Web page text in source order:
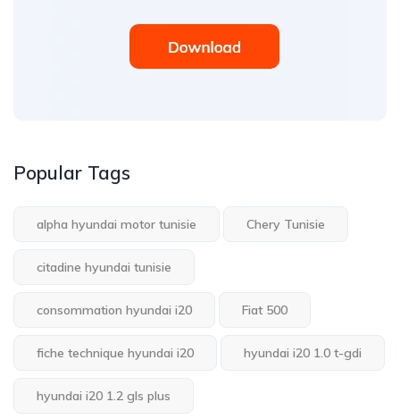
Popular Tags
alpha hyundai motor tunisie Chery Tunisie
citadine hyundai tunisie
consommation hyundai i20 Fiat 500
fiche technique hyundai i20 hyundai i20 1.0 t-gdi
hyundai i20 1.2 gls plus